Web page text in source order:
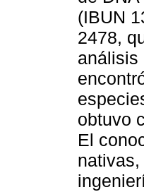
(IBUN
2478,
análisis
obtuvo
El